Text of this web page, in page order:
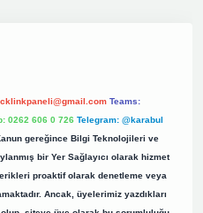
Teams:
0262 606 0 726 Telegram: @karabul
gereğince Bilgi Teknolojileri ve
bir Yer Sağlayıcı olarak hizmet
proaktif olarak denetleme veya
Ancak, üyelerimiz yazdıkları